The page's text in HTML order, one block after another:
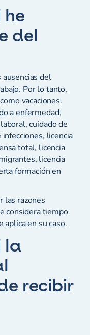
he
del
ausencias del
Por lo tanto,
vacaciones.
a enfermedad,
cuidado de
licencia
total, licencia
licencia
formación en
las razones
considera tiempo
aplica en su caso.
la
recibir